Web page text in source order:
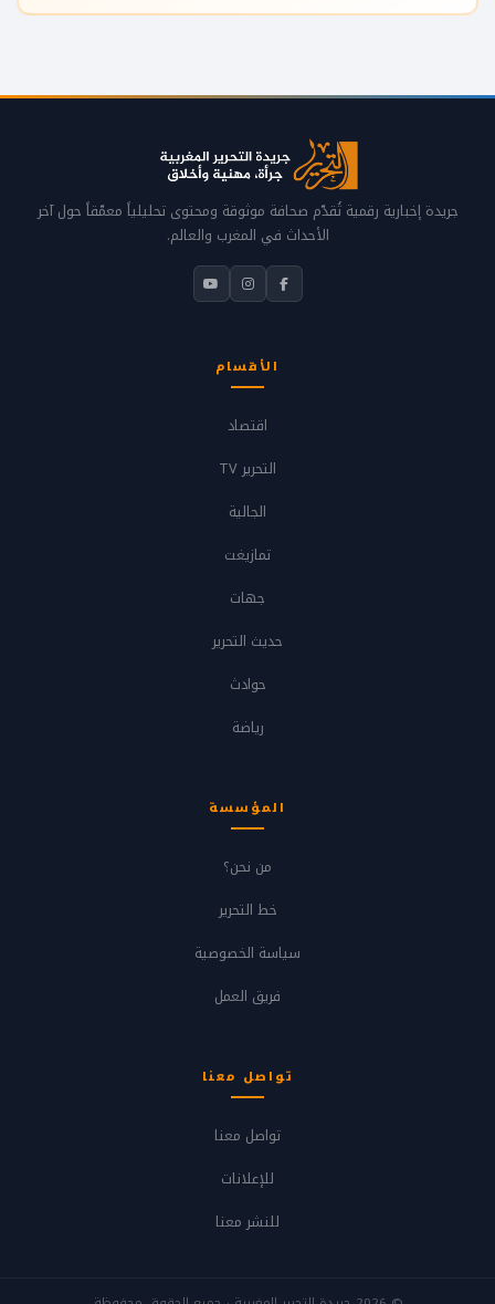
جريدة إخبارية رقمية تُقدّم صحافة موثوقة ومحتوى تحليلياً معمّقاً حول آخر
الأحداث في المغرب والعالم.
الأقسام
اقتصاد
التحرير TV
الجالية
تمازيغت
جهات
حديث التحرير
حوادث
رياضة
المؤسسة
من نحن؟
خط التحرير
سياسة الخصوصية
فريق العمل
تواصل معنا
تواصل معنا
للإعلانات
للنشر معنا